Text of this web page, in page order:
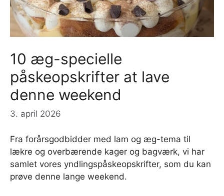
10 æg-specielle
påskeopskrifter at lave
denne weekend
3. april 2026
Fra forårsgodbidder med lam og æg-tema til
lækre og overbærende kager og bagværk, vi har
samlet vores yndlingspåskeopskrifter, som du kan
prøve denne lange weekend.